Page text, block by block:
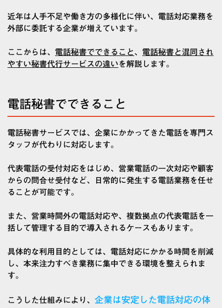
近年は人手不足や働き方の多様化に伴い、 電話対応業務を
外部に委託する企業が増えています。
ここからは、 電話秘書でできること、 電話秘書と混同され
やすい秘書代行サービスの違いを解説します。
電話秘書でできること
電話秘書サービスでは、企業にかかってきた電話を専門ス
タッフが代わりに対応します。
代表電話の受付対応をはじめ、営業電話の一次対応や顧客
からの問合せ受付など、
日常的に発生する電話業務を任せ
ることが可能です。
また、営業時間外の電話対応や、複数拠点の代表電話を一
括して管理する目的で導入されるケースもあります。
具体的な利用目的としては、電話対応にかかる時間を削減
し、本来注力すべき業務に集中できる環境を整えられま
す。
こうした仕組みにより、 企業は安定した電話対応の体